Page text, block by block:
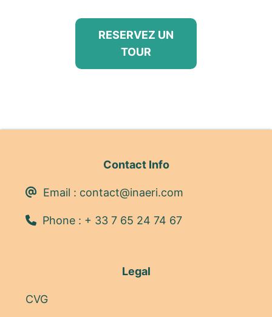
RESERVEZ UN
TOUR
Contact Info
Email : contact@inaeri.com
Phone : + 33 7 65 24 74 67
Legal
CVG